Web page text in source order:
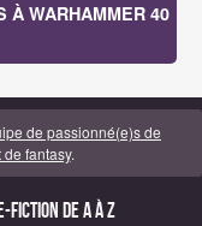
À WARHAMMER 40
de passionné(e)s de
fantasy.
fiction de A à Z